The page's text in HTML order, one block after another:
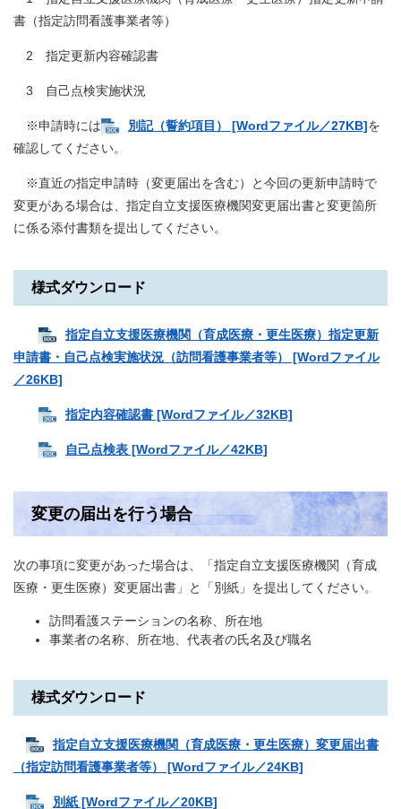
書（指定訪問看護事業者等）
2 指定更新内容確認書
3 自己点検実施状況
※申請時には 別記（誓約項目） [Wordファイル／27KB]を
確認してください。
※直近の指定申請時（変更届出を含む）と今回の更新申請時で
変更がある場合は、指定自立支援医療機関変更届出書と変更箇所
に係る添付書類を提出してください。
様式ダウンロード
指定自立支援医療機関（育成医療・更生医療）指定更新
申請書・自己点検実施状況（訪問看護事業者等） [Wordファイル
／26KB]
指定内容確認書 [Wordファイル／32KB]
自己点検表 [Wordファイル／42KB]
変更の届出を行う場合
次の事項に変更があった場合は、「指定自立支援医療機関（育成
医療・更生医療）変更届出書」と「別紙」を提出してください。
訪問看護ステーションの名称、所在地
事業者の名称、所在地、代表者の氏名及び職名
様式ダウンロード
指定自立支援医療機関（育成医療・更生医療）変更届出書
（指定訪問看護事業者等） [Wordファイル／24KB]
別紙 [Wordファイル／20KB]